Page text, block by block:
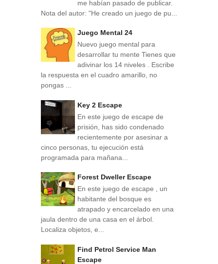
me habían pasado de publicar.
Nota del autor: "He creado un juego de pu...
Juego Mental 24
Nuevo juego mental para
desarrollar tu mente Tienes que
adivinar los 14 niveles . Escribe
la respuesta en el cuadro amarillo, no
pongas ...
Key 2 Escape
En este juego de escape de
prisión, has sido condenado
recientemente por asesinar a
cinco personas, tu ejecución está
programada para mañana...
Forest Dweller Escape
En este juego de escape , un
habitante del bosque es
atrapado y encarcelado en una
jaula dentro de una casa en el árbol.
Localiza objetos, e...
Find Petrol Service Man
Escape